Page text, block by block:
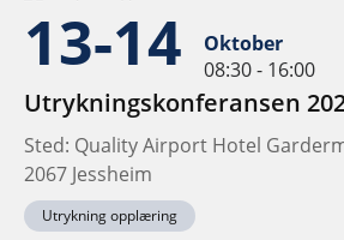
13-14
Oktober
08:30 - 16:00
Utrykningskonferansen
Sted: Quality Airport Hotel
2067 Jessheim
Utrykning opplæring